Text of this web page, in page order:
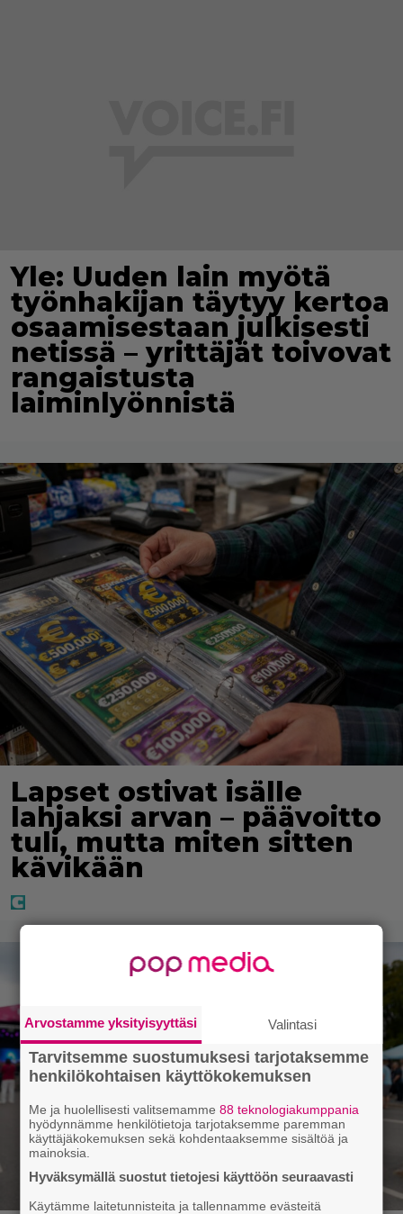
Yle: Uuden lain myötä
työnhakijan täytyy kertoa
osaamisestaan julkisesti
netissä – yrittäjät toivovat
rangaistusta
laiminlyönnistä
Lapset ostivat isälle
lahjaksi arvan – päävoitto
tuli, mutta miten sitten
kävikään
Arvostamme yksityisyyttäsi Valintasi
Tarvitsemme suostumuksesi tarjotaksemme
henkilökohtaisen käyttökokemuksen
Me ja huolellisesti valitsemamme88 teknologiakumppania
hyödynnämme henkilötietoja tarjotaksemme paremman
käyttäjäkokemuksen sekä kohdentaaksemme sisältöä ja
mainoksia.
Hyväksymällä suostut tietojesi käyttöön seuraavasti
Käytämme laitetunnisteita ja tallennamme evästeitä